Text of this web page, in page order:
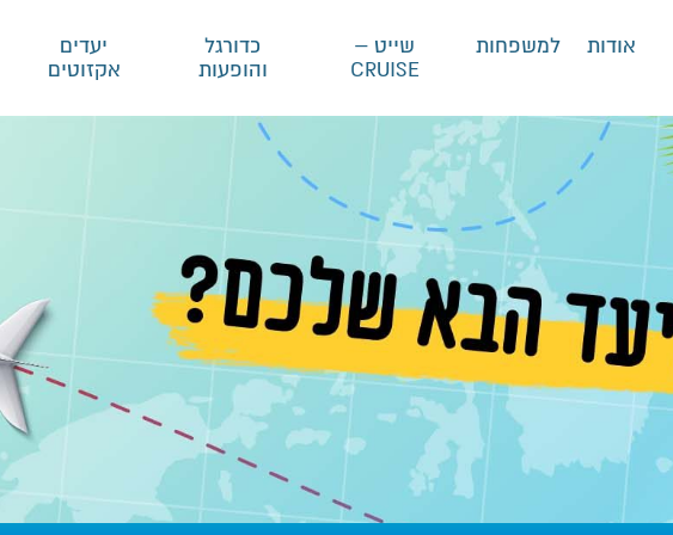
אודות למשפחות
שייט –
CRUISE
כדורגל
והופעות
יעדים
אקזוטים